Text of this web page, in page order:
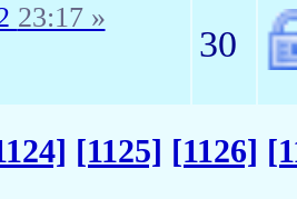
23:17 »
30
[1125] [1126]